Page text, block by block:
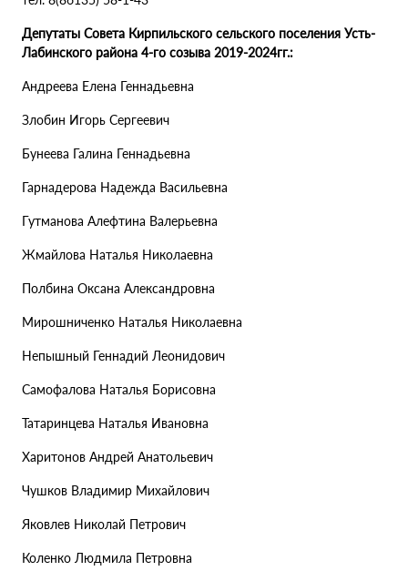
Депутаты Совета Кирпильского сельского поселения Усть-
Лабинского района 4-го созыва 2019-2024гг.:
Андреева Елена Геннадьевна
Злобин Игорь Сергеевич
Бунеева Галина Геннадьевна
Гарнадерова Надежда Васильевна
Гутманова Алефтина Валерьевна
Жмайлова Наталья Николаевна
Полбина Оксана Александровна
Мирошниченко Наталья Николаевна
Непышный Геннадий Леонидович
Самофалова Наталья Борисовна
Татаринцева Наталья Ивановна
Харитонов Андрей Анатольевич
Чушков Владимир Михайлович
Яковлев Николай Петрович
Коленко Людмила Петровна